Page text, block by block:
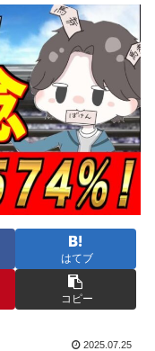
はてブ
コピー
2025.07.25